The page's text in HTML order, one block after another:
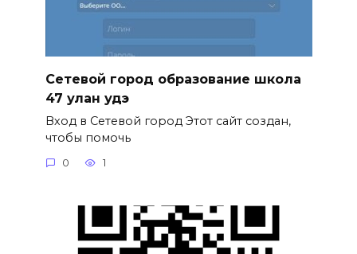
Сетевой город образование школа
47 улан удэ
Вход в Сетевой город Этот сайт создан,
чтобы помочь
0 1